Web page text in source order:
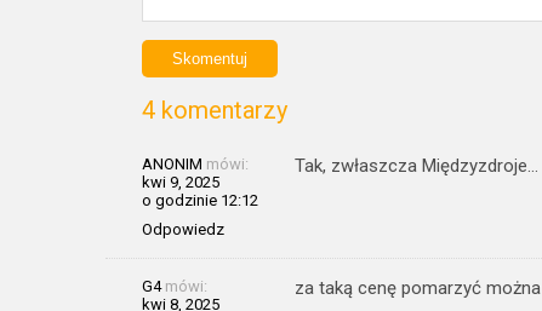
4 komentarzy
ANONIM mówi:
kwi 9, 2025
o godzinie 12:12
Odpowiedz
Tak, zwłaszcza Międzyzdroje…
G4mówi:
kwi 8, 2025
za taką cenę pomarzyć można